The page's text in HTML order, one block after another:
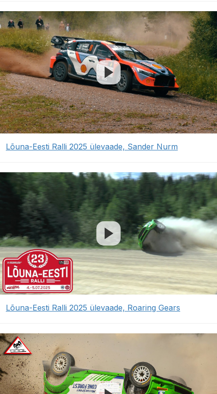
Lõuna-Eesti Ralli 2025 ülevaade, Sander Nurm
Lõuna-Eesti Ralli 2025 ülevaade, Roaring Gears